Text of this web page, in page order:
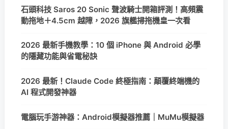
石頭科技 Saros 20 Sonic 聲波騎士開箱評測！高頻震
動拖地＋4.5cm 越障，2026 旗艦掃拖機皇一次看
2026 最新手機教學：10 個 iPhone 與 Android 必學
的隱藏功能與省電秘訣
2026 最新！Claude Code 終極指南：顛覆終端機的
AI 程式開發神器
電腦玩手游神器：Android模擬器推薦｜MuMu模擬器